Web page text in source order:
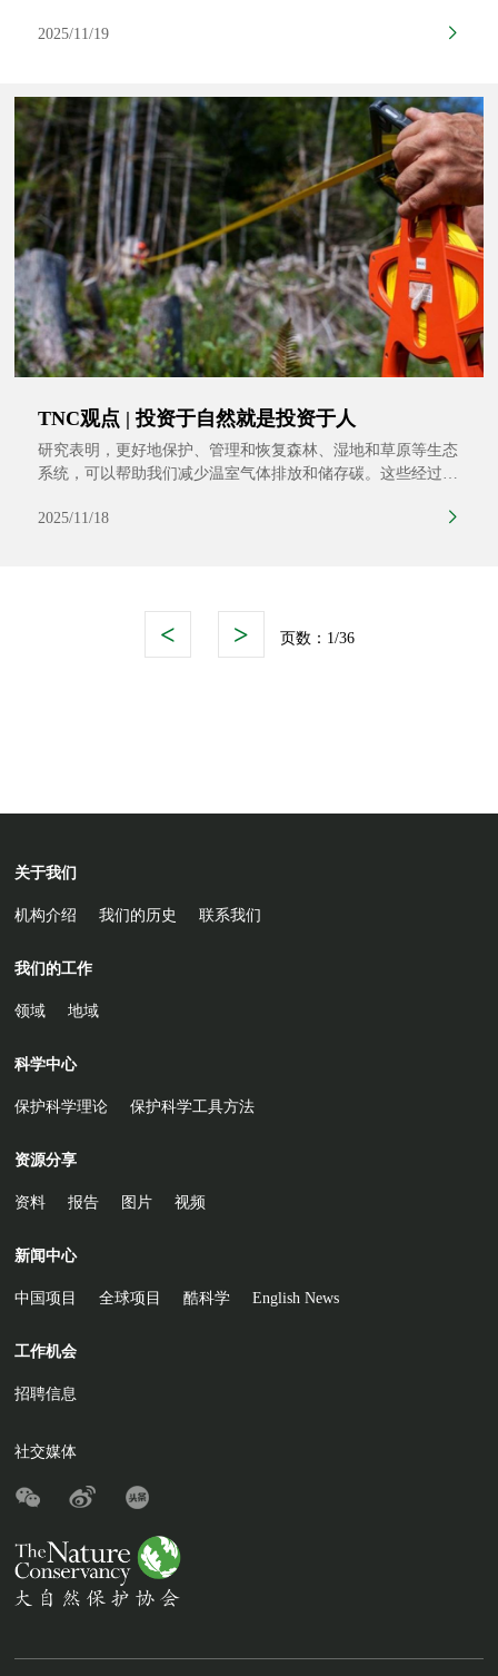
着2700种鱼类，生活着4700万人，以及400多个原住民群体。
依赖亚马孙河及其支流作为交通要道的社区陷入困境——在这
片道路稀少的土地上
2025/11/19
TNC观点 | 投资于自然就是投资于人
研究表明，更好地保护、管理和恢复森林、湿地和草原等生态
系统，可以帮助我们减少温室气体排放和储存碳。这些经过验
然而在全球范围内，支持这些重要的解决方案的资金仍严重不
2025/11/18
< > 页数： 1/36
关于我们
机构介绍 我们的历史 联系我们
我们的工作
领域 地域
科学中心
保护科学理论 保护科学工具方法
资源分享
资料 报告 图片 视频
新闻中心
中国项目 全球项目 酷科学 English News
工作机会
招聘信息
社交媒体